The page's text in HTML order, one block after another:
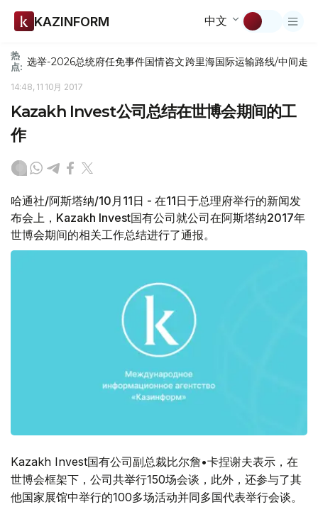
KAZINFORM 中文
热
点: 选举-2026总统府任免事件国情咨文跨里海国际运输路线/中间走廊
14:48, 11 10月 2017
Kazakh Invest公司总结在世博会期间的工
作
哈通社/阿斯塔纳/10月11日 - 在11日于总理府举行的新闻发
布会上，Kazakh Invest国有公司就公司在阿斯塔纳2017年
世博会期间的相关工作总结进行了通报。
Kazakh Invest国有公司副总裁比尔詹•卡捏谢夫表示，在
世博会框架下，公司共举行150场会谈，此外，还参与了其
他国家展馆中举行的100多场活动并同多国代表举行会谈。